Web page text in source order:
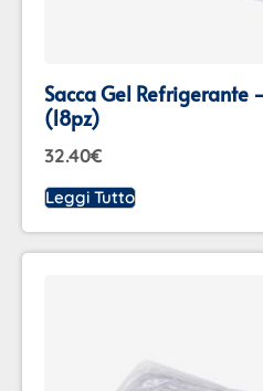
Sacca Gel Refrigerante
(18pz)
32.40€
Leggi Tutto